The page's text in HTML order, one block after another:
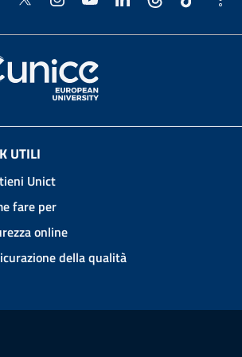
UTILI
Unict
fare per
online
della qualità